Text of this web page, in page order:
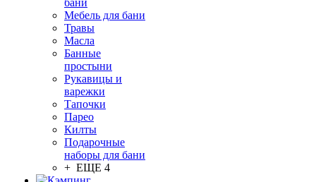
бани
Мебель для бани
Травы
Масла
Банные
простыни
Рукавицы и
варежки
Тапочки
Парео
Килты
Подарочные
наборы для бани
+ ЕЩЕ 4